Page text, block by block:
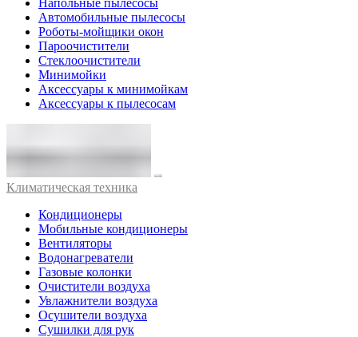
Автомобильные пылесосы
Роботы-мойщики окон
Пароочистители
Стеклоочистители
Минимойки
Аксессуары к минимойкам
Аксессуары к пылесосам
Климатическая техника
Кондиционеры
Мобильные кондиционеры
Вентиляторы
Водонагреватели
Газовые колонки
Очистители воздуха
Увлажнители воздуха
Осушители воздуха
Сушилки для рук